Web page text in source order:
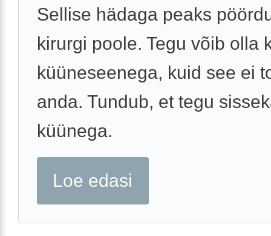
Sellise hädaga peaks
kirurgi poole. Tegu võib olla
küüneseenega, kuid see ei
anda. Tundub, et tegu
küünega.
Loe edasi